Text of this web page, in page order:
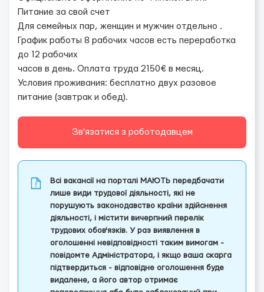
Питание за свой счет
Для семейных пар, женщин и мужчин отдельно .
График работы 8 рабочих часов есть переработка
до 12 рабочих
часов в день. Оплата труда 2150€ в месяц.
Условия проживания: бесплатно двух разовое
питание (завтрак и обед).
Зв'язатися з роботодавцем
Всі вакансії на порталі МАЮТЬ передбачати
лише види трудової діяльності, які не
порушують законодавство країни здійснення
діяльності, і містити вичерпний перелік
трудових обов'язків. У раз виявлення в
оголошенні невідповідності таким вимогам -
повідомте Адміністратора, і якщо ваша скарга
підтвердиться - відповідне оголошення буде
видалене, а його автор отримає